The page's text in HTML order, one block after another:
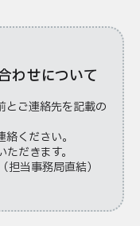
わせについて
とご連絡先を記載の
ください。
だきます。
当事務局直結）